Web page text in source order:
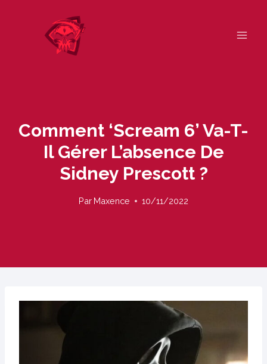
Comment ‘Scream 6’ Va-T-
Il Gérer L’absence De
Sidney Prescott ?
Par Maxence 10/11/2022